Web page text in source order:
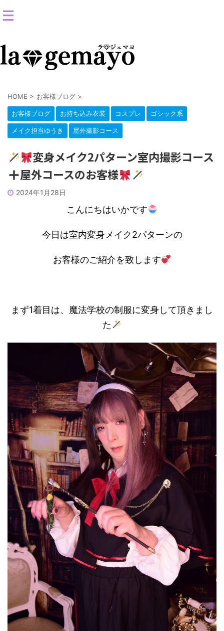
HOME > お客様ブログ >
お客様ブログ お持ち込み衣装 コスプレ ゴシック系
メイク担当ゆうき 屋外撮影コース
変身メイク2パターン室内撮影コース
屋外コースのお客様
2024年1月28日
こんにちはいかです
今日は室内変身メイク2パターンの
お客様のご紹介を致します
まず1着目は、魔法学校の制服に変身して頂きまし
た